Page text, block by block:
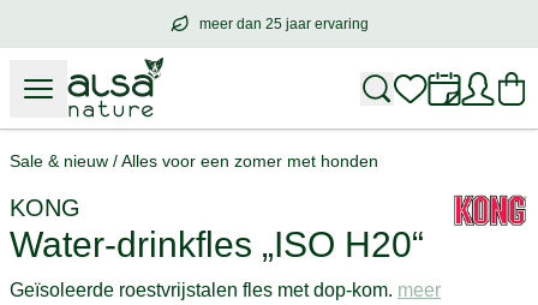
meer dan 25 jaar ervaring
meer dan25 jaar ervaring
Sale & nieuw /Alles voor een zomer met honden
KONG
Water-drinkfles „ISO H20“
Geïsoleerde roestvrijstalen fles met dop-kom. meer